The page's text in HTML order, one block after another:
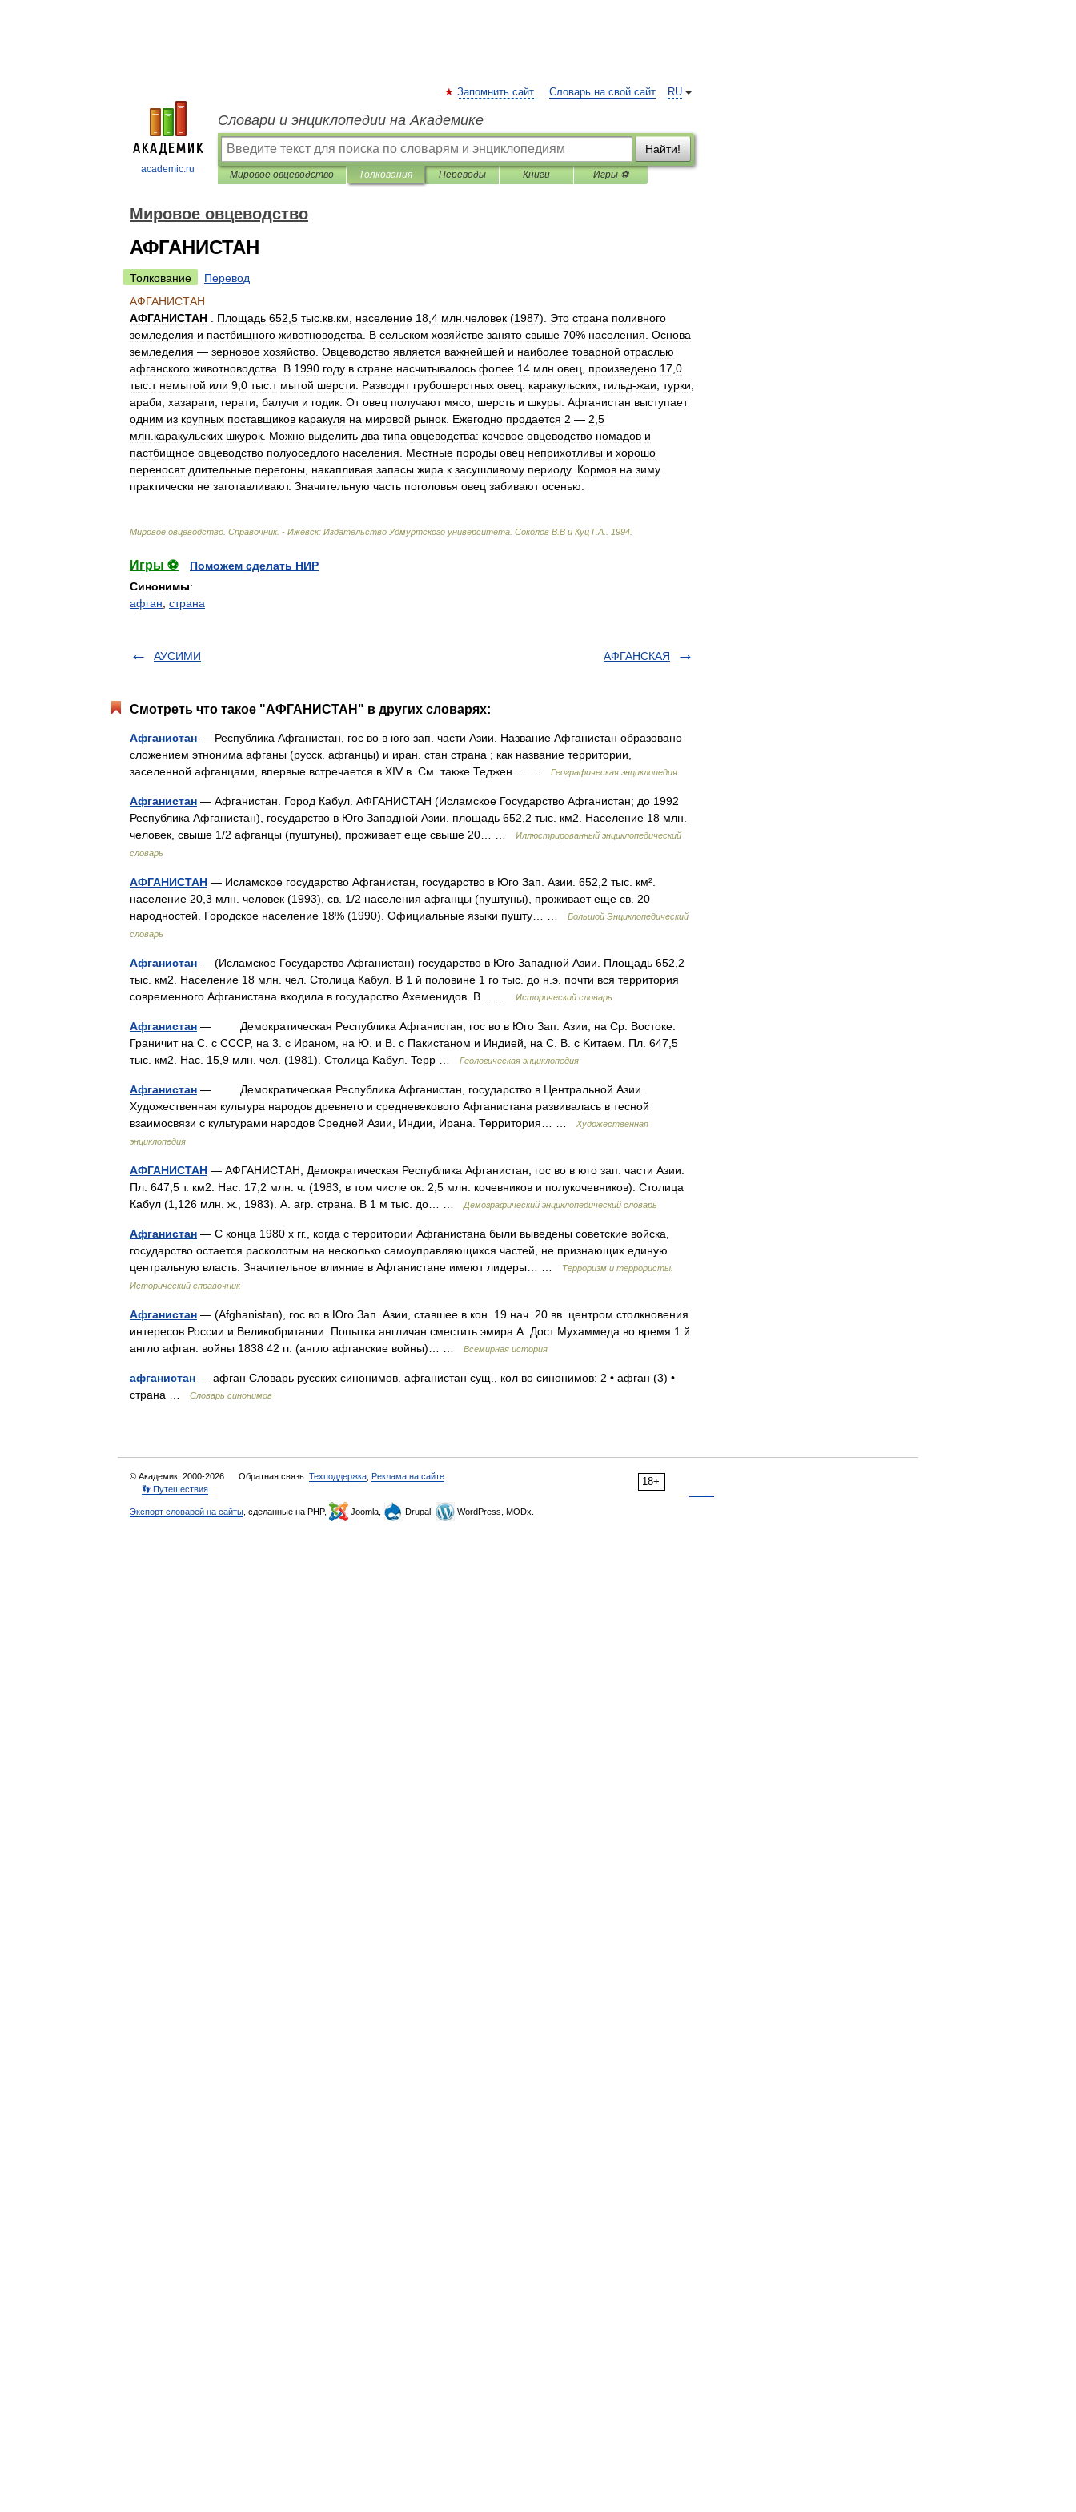
academic.ru
RU
Запомнить сайт Словарь на свой сайт
Словари и энциклопедии на Академике
Найти!
Мировое овцеводство Толкования Переводы Книги Игры ⚽
Мировое овцеводство
АФГАНИСТАН
Толкование
Перевод
АФГАНИСТАН
АФГАНИСТАН
Площадь 652 5 тыс кв км население 18 4 млн человек (1987). Это страна поливного
земледелия и пастбищного животноводства В сельском хозяйстве занято свыше 70% населения Основа
земледелия — зерновое хозяйство Овцеводство является важнейшей и наиболее товарной отраслью
афганского животноводства В 1990 году в стране насчитывалось фолее 14 млн овец произведено 17 0
тыс т немытой или 9 0 тыс т мытой шерсти Разводят грубошерстных овец: каракульских гильд-жаи турки
араби хазараги герати балучи и годик От овец получают мясо шерсть и шкуры Афганистан выступает
одним из крупных поставщиков каракуля на мировой рынок Ежегодно продается 2 — 2 5
млн каракульских шкурок Можно выделить два типа овцеводства: кочевое овцеводство номадов и
пастбищное овцеводство полуоседлого населения Местные породы овец неприхотливы и хорошо
переносят длительные перегоны накапливая запасы жира к засушливому периоду. Кормов на зиму
практически не заготавливают. Значительную часть поголовья овец забивают осенью
Мировое овцеводство Справочник. - Ижевск: Издательство Удмуртского университета Соколов В В и Куц Г.А 1994
Игры ⚽
Поможем сделать НИР
Синонимы:
афган страна
АУСИМИ АФГАНСКАЯ
Смотреть что такое "АФГАНИСТАН" в других словарях:
Афганистан — Республика Афганистан, гос во в юго зап. части Азии. Название Афганистан образовано
сложением этнонима афганы (русск. афганцы) и иран. стан страна ; как название территории,
заселенной афганцами, впервые встречается в XIV в. См. также Теджен.… …
Географическая энциклопедия
Афганистан — Афганистан. Город Кабул. АФГАНИСТАН (Исламское Государство Афганистан; до 1992
Республика Афганистан), государство в Юго Западной Азии. площадь 652,2 тыс. км2. Население 18 млн.
человек, свыше 1/2 афганцы (пуштуны), проживает еще свыше 20… …
Иллюстрированный энциклопедический
словарь
АФГАНИСТАН — Исламское государство Афганистан, государство в Юго Зап. Азии. 652,2 тыс. км².
население 20,3 млн. человек (1993), св. 1/2 населения афганцы (пуштуны), проживает еще св. 20
народностей. Городское население 18% (1990). Официальные языки пушту… …
Большой Энциклопедический
словарь
Афганистан — (Исламское Государство Афганистан) государство в Юго Западной Азии. Площадь 652,2
тыс. км2. Население 18 млн. чел. Столица Кабул. В 1 й половине 1 го тыс. до н.э. почти вся территория
современного Афганистана входила в государство Ахеменидов. В… …
Исторический словарь
Афганистан — Демократическая Pеспублика Афганистан, гос во в Юго Зап. Aзии, на Cp. Востоке.
Граничит на C. c CCCP, на 3. c Ираном, на Ю. и B. c Пакистаном и Индией, на C. B. c Kитаем. Пл. 647,5
тыс. км2. Hac. 15,9 млн. чел. (1981). Cтолица Kабул. Tepp …
Геологическая энциклопедия
Афганистан — Демократическая Республика Афганистан, государство в Центральной Азии.
Художественная культура народов древнего и средневекового Афганистана развивалась в тесной
взаимосвязи с культурами народов Средней Азии, Индии, Ирана. Территория… …
Художественная
энциклопедия
АФГАНИСТАН — АФГАНИСТАН, Демократическая Республика Афганистан, гос во в юго зап. части Азии.
Пл. 647,5 т. км2. Нас. 17,2 млн. ч. (1983, в том числе ок. 2,5 млн. кочевников и полукочевников). Столица
Кабул (1,126 млн. ж., 1983). А. агр. страна. В 1 м тыс. до… …
Демографический энциклопедический словарь
Афганистан — С конца 1980 х гг., когда с территории Афганистана были выведены советские войска,
государство остается расколотым на несколько самоуправляющихся частей, не признающих единую
центральную власть. Значительное влияние в Афганистане имеют лидеры… …
Терроризм и террористы.
Исторический справочник
Афганистан — (Afghanistan), гос во в Юго Зап. Азии, ставшее в кон. 19 нач. 20 вв. центром столкновения
интересов России и Великобритании. Попытка англичан сместить эмира А. Дост Мухаммеда во время 1 й
англо афган. войны 1838 42 гг. (англо афганские войны)… …
Всемирная история
афганистан — афган Словарь русских синонимов. афганистан сущ., кол во синонимов: 2 • афган (3) •
страна …
Словарь синонимов
18+
© Академик, 2000-2026 Обратная связь: Техподдержка Реклама на сайте
👣 Путешествия
Экспорт словарей на сайты , сделанные на PHP, Joomla, Drupal, WordPress, MODx.